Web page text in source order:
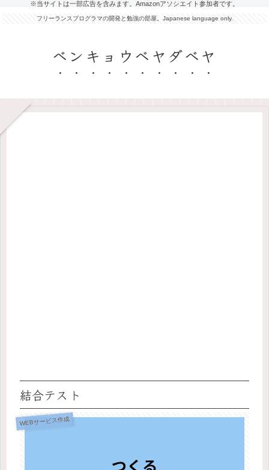
※当サイトは一部広告を含みます。Amazonアソシエイト参加者です。
フリーランスプログラマの開発と勉強の部屋。Japanese language only.
ベンキョウベヤダベヤ
結合テスト
WEBサービス作成